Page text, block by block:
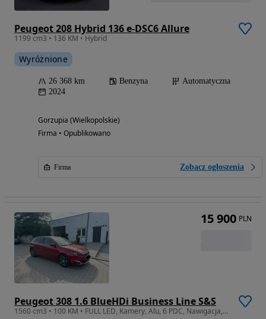
Peugeot 208 Hybrid 136 e-DSC6 Allure
1199 cm3 • 136 KM • Hybrid
Wyróżnione
26 368 km Benzyna
Automatyczna
2024
Gorzupia (Wielkopolskie)
Firma • Opublikowano
Firma Zobacz ogłoszenia
Peugeot 308 1.6 BlueHDi Business Line S&S
1560 cm3 • 100 KM • FULL LED, Kamery, Alu, 6 PDC, Nawigacja, Tempomat
15 900 PLN